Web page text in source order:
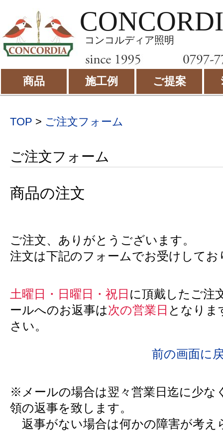
コンコルディア照明
商品 施工例 ご提案
TOP > ご注文フォーム
ご注文フォーム
商品の注文
ご注文、ありがとうございます。
注文は下記のフォームでお受けしてお
土曜日・日曜日・祝日 に頂戴したご注
ールへのお返事は次の営業日 となりま
さい。
前の画面に
※メールの場合は翌々営業日迄に少な
領の返事を致します。
返事がない場合は何かの障害が考え